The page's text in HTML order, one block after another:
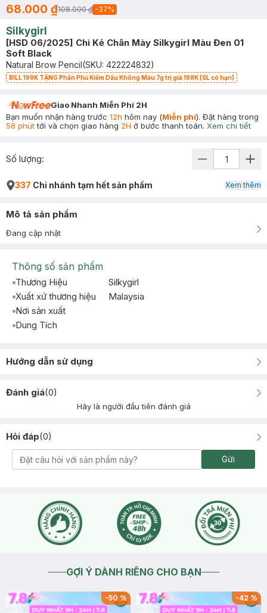
68.000 ₫108.000 ₫ -37%
Silkygirl
[HSD 06/2025] Chì Kẻ Chân Mày Silkygirl Màu Đen 01
Soft Black
Natural Brow Pencil(SKU: 422224832)
BILL 199K TẶNG Phấn Phủ Kiềm Dầu Không Màu 7g trị giá 198K (SL có hạn)
Giao Nhanh Miễn Phí 2H
Bạn muốn nhận hàng trước 12h hôm nay (Miễn phí). Đặt hàng trong
58 phúttới và chọn giao hàng 2H ở bước thanh toán. Xem chi tiết
Số lượng:
337 Chi nhánh tạm hết sản phẩm Xem thêm
Mô tả sản phẩm
Đang cập nhật
Thông số sản phẩm
Thương Hiệu
Silkygirl
Xuất xứ thương hiệu
Malaysia
Nơi sản xuất
Dung Tích
Hướng dẫn sử dụng
Đánh giá(0)
Hãy là người đầu tiên đánh giá
Hỏi đáp(0)
Gửi
GỢI Ý DÀNH RIÊNG CHO BẠN
-50% -42%